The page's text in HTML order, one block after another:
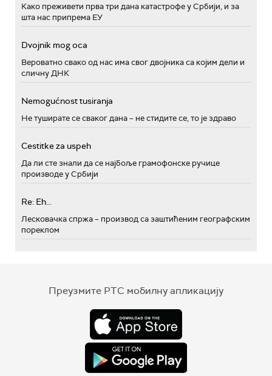
Како преживети прва три дана катастрофе у Србији, и за
шта нас припрема ЕУ
Dvojnik mog oca
Вероватно свако од нас има свог двојника са којим дели и
сличну ДНК
Nemogućnost tusiranja
Не туширате се сваког дана – не стидите се, то је здраво
Cestitke za uspeh
Да ли сте знали да се најбоље грамофонске ручице
производе у Србији
Re: Eh...
Лесковачка спржа – производ са заштићеним географским
пореклом
Преузмите РТС мобилну апликацију